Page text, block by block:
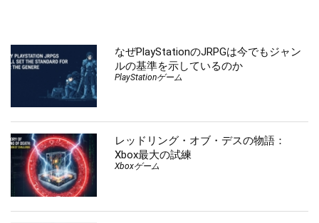
なぜPlayStationのJRPGは今でもジャン
ルの基準を示しているのか
PlayStationゲーム
レッドリング・オブ・デスの物語：
Xbox最大の試練
Xboxゲーム